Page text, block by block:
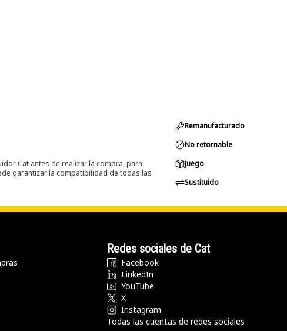
Cat antes de realizar la compra, para
garantizar la compatibilidad de todas las
Remanufacturado
No retornable
Juego
Sustituido
Redes sociales de Cat
Facebook
LinkedIn
YouTube
X
Instagram
Todas las cuentas de redes sociales